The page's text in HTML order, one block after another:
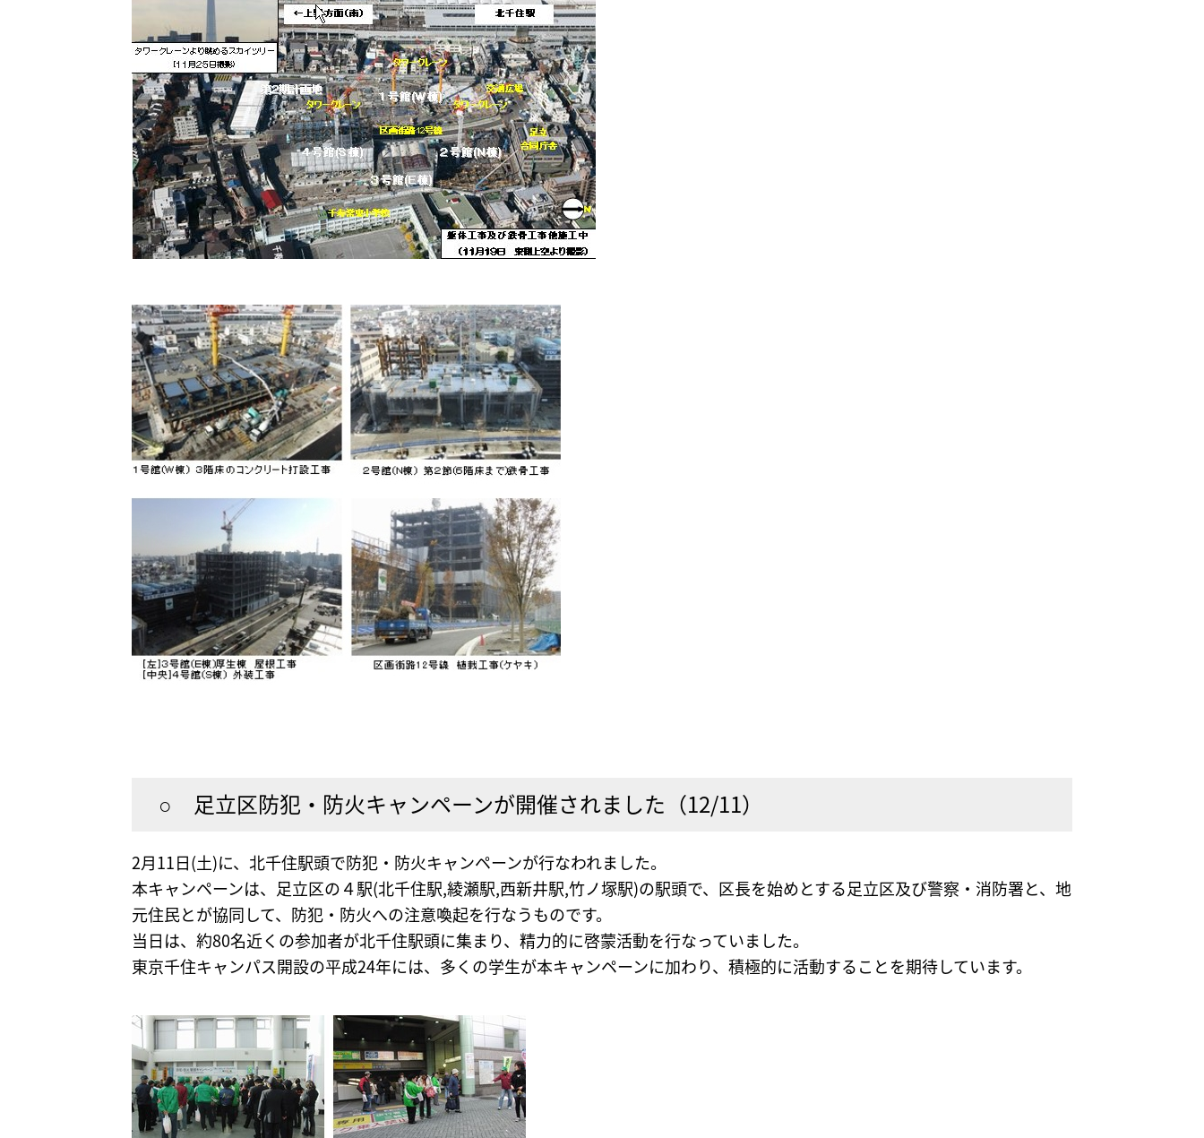
○ 足立区防犯・防火キャンペーンが開催されました（12/11）
2月11日(土)に、北千住駅頭で防犯・防火キャンペーンが行なわれました。
本キャンペーンは、足立区の４駅(北千住駅,綾瀬駅,西新井駅,竹ノ塚駅)の駅頭で、区長を始めとする足立区及び警察・消防署と、地
元住民とが協同して、防犯・防火への注意喚起を行なうものです。
当日は、約80名近くの参加者が北千住駅頭に集まり、精力的に啓蒙活動を行なっていました。
東京千住キャンパス開設の平成24年には、多くの学生が本キャンペーンに加わり、積極的に活動することを期待しています。